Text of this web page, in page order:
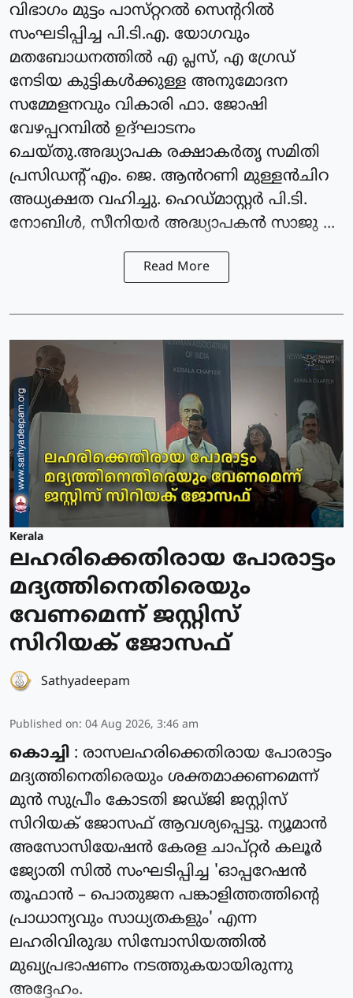
വിഭാഗം മുട്ടം പാസ്‌റ്ററൽ സെന്ററിൽ
സംഘടിപ്പിച്ച പി.ടി.എ. യോഗവും
മതബോധനത്തിൽ എ പ്ലസ്, എ ഗ്രേഡ്
നേടിയ കുട്ടികൾക്കുള്ള അനുമോദന
സമ്മേളനവും വികാരി ഫാ. ജോഷി
വേഴപ്പറമ്പിൽ ഉദ്ഘാടനം
ചെയ്തു.അദ്ധ്യാപക രക്ഷാകർതൃ സമിതി
പ്രസിഡന്റ്‌ എം. ജെ. ആൻറണി മുള്ളൻചിറ
അധ്യക്ഷത വഹിച്ചു. ഹെഡ്മാസ്റ്റർ പി.ടി.
നോബിൾ, സീനിയർ അദ്ധ്യാപകൻ സാജു ...
Read More
Kerala
ലഹരിക്കെതിരായ പോരാട്ടം
മദ്യത്തിനെതിരെയും
വേണമെന്ന് ജസ്റ്റിസ്
സിറിയക് ജോസഫ്
Sathyadeepam
Published on: 04 Aug 2026, 3:46 am
കൊച്ചി : രാസലഹരിക്കെതിരായ പോരാട്ടം
മദ്യത്തിനെതിരെയും ശക്തമാക്കണമെന്ന്
മുൻ സുപ്രീം കോടതി ജഡ്ജി ജസ്റ്റിസ്
സിറിയക് ജോസഫ് ആവശ്യപ്പെട്ടു. ന്യൂമാൻ
അസോസിയേഷൻ കേരള ചാപ്റ്റർ കലൂർ
ജ്യോതി സിൽ സംഘടിപ്പിച്ച 'ഓപ്പറേഷൻ
തൂഫാൻ – പൊതുജന പങ്കാളിത്തത്തിന്റെ
പ്രാധാന്യവും സാധ്യതകളും' എന്ന
ലഹരിവിരുദ്ധ സിമ്പോസിയത്തിൽ
മുഖ്യപ്രഭാഷണം നടത്തുകയായിരുന്നു
അദ്ദേഹം.